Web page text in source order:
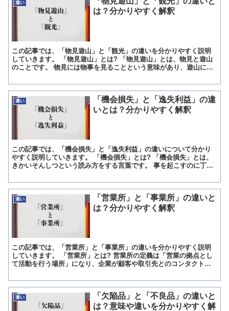
違い
は？分かりやすく解釈
この記事では、「物見遊山」と「観光」の違いを分かりやすく説明
していきます。 「物見遊山」とは? 「物見遊山」とは、物見と遊山
のことです。 物見には物事を見ることという意味があり、遊山には
違い
「機会損失」と「逸失利益」の違
いとは？分かりやすく解釈
この記事では、「機会損失」と「逸失利益」の違いについて分かり
やすく説明していきます。 「機会損失」とは? 「機会損失」とは、
きかいそんしつという読み方をする言葉です。 事を起こすのに丁度
違い
「営業所」と「事業所」の違いと
は？分かりやすく解釈
この記事では、「営業所」と「事業所」の違いを分かりやすく説明
していきます。 「営業所」とは? 営業所の定義は「営業の拠点とし
て活動を行う場所」になり、企業が顧客や取引先とのコンタクトを
違い
「欠陥品」と「不良品」の違いと
は？意味や違いを分かりやすく解